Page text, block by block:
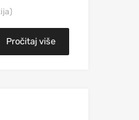
Pročitaj više